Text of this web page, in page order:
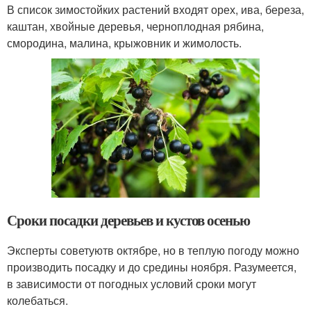
В список зимостойких растений входят орех, ива, береза,
каштан, хвойные деревья, черноплодная рябина,
смородина, малина, крыжовник и жимолость.
Сроки посадки деревьев и кустов осенью
Эксперты советуютв октябре, но в теплую погоду можно
производить посадку и до средины ноября. Разумеется,
в зависимости от погодных условий сроки могут
колебаться.